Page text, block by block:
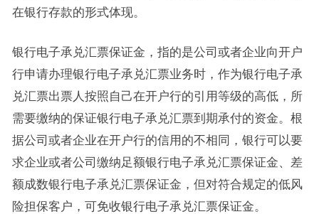
在银行存款的形式体现。
银行电子承兑汇票保证金，指的是公司或者企业向开户
行申请办理银行电子承兑汇票业务时，作为银行电子承
兑汇票出票人按照自己在开户行的引用等级的高低，所
需要缴纳的保证银行电子承兑汇票到期承付的资金。根
据公司或者企业在开户行的信用的不相同，银行可以要
求企业或者公司缴纳足额银行电子承兑汇票保证金、差
额成数银行电子承兑汇票保证金，但对符合规定的低风
险担保客户，可免收银行电子承兑汇票保证金。